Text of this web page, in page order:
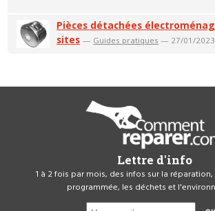
Pièces détachées
sites — Guides pratiques — 27/01/2023
Lettre d'info
1 à 2 fois par mois, des infos sur la
programmée, les déchets et